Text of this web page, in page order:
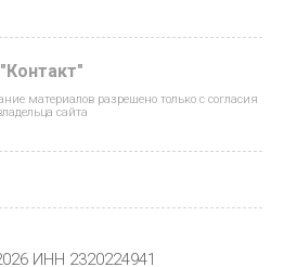
"Контакт"
материалов разрешено только с согласия
сайта
ИНН 2320224941